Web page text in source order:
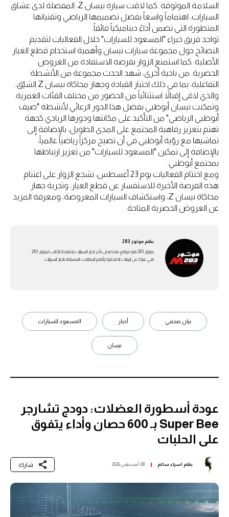
السلامة الموثوقة. كما لاقت سيارة نيسان Z، المفضلة لدى عشاق
السيارات، اهتماماً واسعاً بفضل تصميمها الرياضي وتقنياتها
المتطورة التي تضمن أداءً ديناميكياً فائقاً.
تواجد فريق خبراء "المسعود للسيارات" خلال الفعاليات لتقديم
النصائح حول مجموعة سيارات نيسان وأهمية استخدام قطع الغيار
الأصلية. كما استمتع الزوار بفرصة الاستفادة من العروض
الحصرية. من ناحية أخرى، شهد الحدث مجموعة من الأنشطة
التفاعلية، بما في ذلك اختبار القيادة وجهاز محاكاة نيسان Z الشيّق،
والذي لاقى إقبالاً استثنائياً من الحضور من مختلف الفئات العمرية.
وتمكنت نيسان أبوظبي بفضل هذا الدور الرعائي لأنشطة "صيف
أبوظبي الرياضي" من التأكيد على مكانتها ودورها الريادي كجهة
تهتم بتعزيز رفاهية المجتمع على المدى الطويل، بالإضافة إلى
تماشيها مع رؤية أبوظبي في أن تصبح مركزاً رياضياً عالمياً،
بالإضافة إلى تمكين "المسعود للسيارات" من تعزيز ارتباطها
بمجتمع أبوظبي.
ومع اختتام الفعاليات يوم 23 أغسطس، نشجع الزوار على اغتنام
هذه الفرصة الأخيرة للاستفسار عن قطع الغيار، وتجربة جهاز
محاكاة نيسان Z، واستكشاف السيارات المعروضة، ومعرفة المزيد
عن العروض الحصرية المتاحة.
بقلمموتور 283
موتور 283 هو موقع متخصص بأخر اخبار السيارات وصفحة الكاتب لموتور 283
هي عبارة عن اليبانات الصحفية وأهم المقالات المتعلقة باخبار السيارات
بيان صحفي أخبار المسعود للسيارات
نيسان
عودة أسطورة العضلات: دودج تشارجر
Super Bee بـ 600 حصان وأداء يتفوق
على الحلبات
بقلم اسراء سالم 08 أغسطس 2026 شارك